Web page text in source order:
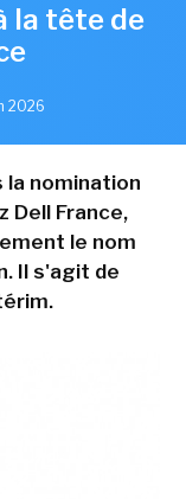
la tête de
2026
la nomination
Dell France,
le nom
Il s'agit de